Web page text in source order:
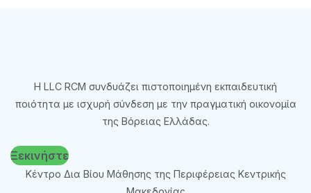
Η LLC RCM συνδυάζει πιστοποιημένη εκπαιδευτική
ποιότητα με ισχυρή σύνδεση με την πραγματική οικονομία
της Βόρειας Ελλάδας.
Ξεκινήστε
Κέντρο Δια Βίου Μάθησης της Περιφέρειας Κεντρικής